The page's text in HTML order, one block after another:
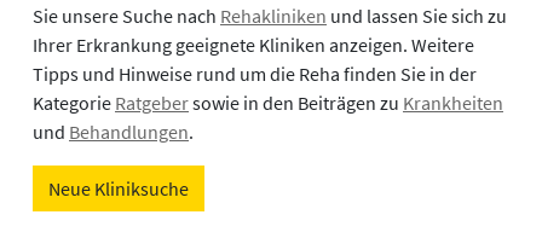
Sie unsere Suche nach Rehakliniken und lassen Sie sich zu
Ihrer Erkrankung geeignete Kliniken anzeigen. Weitere
Tipps und Hinweise rund um die Reha finden Sie in der
Kategorie Ratgebersowie in den Beiträgen zu Krankheiten
und Behandlungen.
Neue Kliniksuche